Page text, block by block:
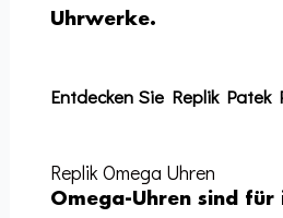
Uhrwerke.
Entdecken Sie Replik Patek
Replik Omega Uhren
Omega-Uhren sind für